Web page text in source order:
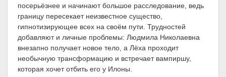
посерьёзнее и начинают большое расследование, ведь
границу пересекает неизвестное существо,
гипнотизирующее всех на своём пути. Трудностей
добавляют и личные проблемы: Людмила Николаевна
внезапно получает новое тело, а Лёха проходит
необычную трансформацию и встречает вампиршу,
которая хочет отбить его у Илоны.